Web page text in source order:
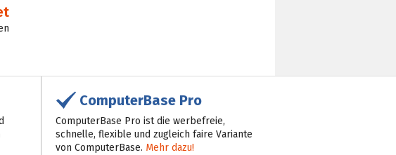
ComputerBase Pro
ComputerBase Pro ist die werbefreie,
schnelle, flexible und zugleich faire Variante
von ComputerBase. Mehr dazu!